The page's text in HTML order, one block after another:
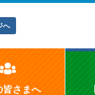
へ
皆さまへ